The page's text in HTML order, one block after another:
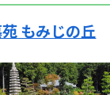
もみじの丘